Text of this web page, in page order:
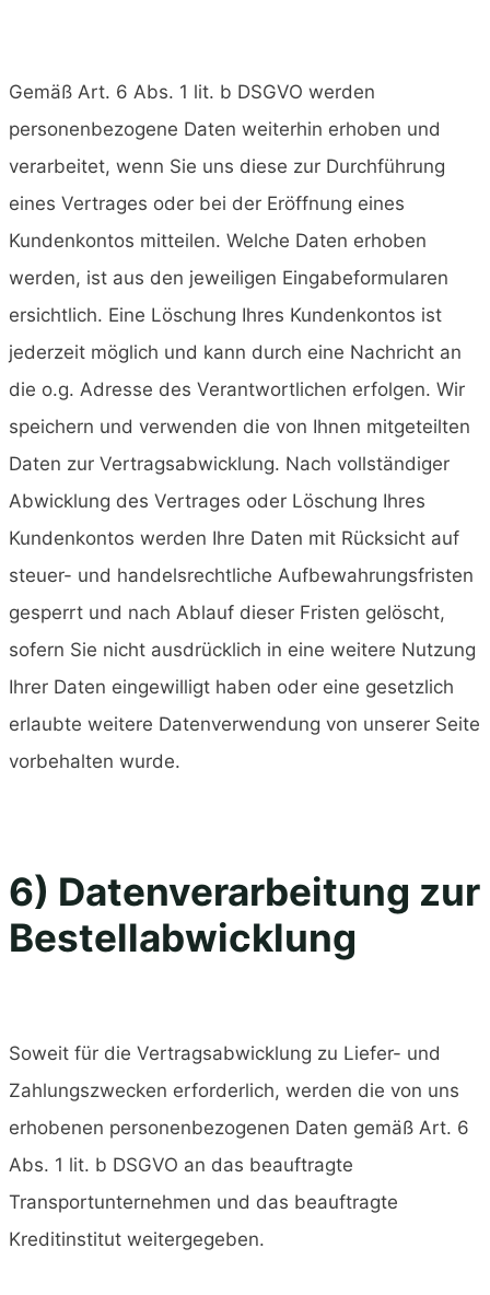
Gemäß Art. 6 Abs. 1 lit. b DSGVO werden
personenbezogene Daten weiterhin erhoben und
verarbeitet, wenn Sie uns diese zur Durchführung
eines Vertrages oder bei der Eröffnung eines
Kundenkontos mitteilen. Welche Daten erhoben
werden, ist aus den jeweiligen Eingabeformularen
ersichtlich. Eine Löschung Ihres Kundenkontos ist
jederzeit möglich und kann durch eine Nachricht an
die o.g. Adresse des Verantwortlichen erfolgen. Wir
speichern und verwenden die von Ihnen mitgeteilten
Daten zur Vertragsabwicklung. Nach vollständiger
Abwicklung des Vertrages oder Löschung Ihres
Kundenkontos werden Ihre Daten mit Rücksicht auf
steuer- und handelsrechtliche Aufbewahrungsfristen
gesperrt und nach Ablauf dieser Fristen gelöscht,
sofern Sie nicht ausdrücklich in eine weitere Nutzung
Ihrer Daten eingewilligt haben oder eine gesetzlich
erlaubte weitere Datenverwendung von unserer Seite
vorbehalten wurde.
6) Datenverarbeitung zur
Bestellabwicklung
Soweit für die Vertragsabwicklung zu Liefer- und
Zahlungszwecken erforderlich, werden die von uns
erhobenen personenbezogenen Daten gemäß Art. 6
Abs. 1 lit. b DSGVO an das beauftragte
Transportunternehmen und das beauftragte
Kreditinstitut weitergegeben.